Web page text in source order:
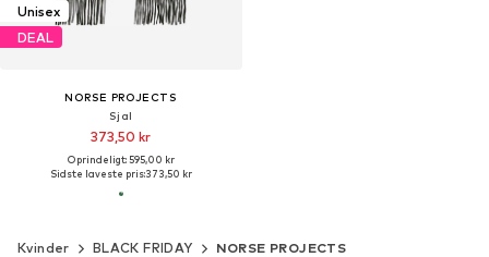
Unisex
DEAL
NORSE PROJECTS
Sjal
373,50 kr
Oprindeligt: 595,00 kr
Sidste laveste pris:373,50 kr
Kvinder BLACK FRIDAY NORSE PROJECTS